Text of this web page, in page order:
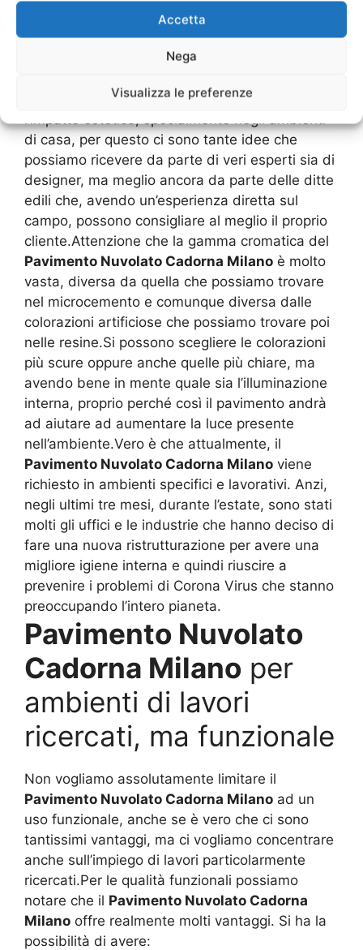
Accetta
Nega
Visualizza le preferenze
è quello che riguarda il bagno,
ovviamente ci deve essere sempre un contrasto
con le pareti. Si ha quindi poi una
e particolare.Alla fine è importante valutare
di casa, per questo ci sono tante idee che
possiamo ricevere da parte di veri esperti sia di
designer, ma meglio ancora da parte delle ditte
edili che, avendo un’esperienza diretta sul
campo, possono consigliare al meglio il proprio
cliente.Attenzione che la gamma cromatica del
Pavimento Nuvolato Cadorna Milano è molto
vasta, diversa da quella che possiamo trovare
nel microcemento e comunque diversa dalle
colorazioni artificiose che possiamo trovare poi
nelle resine.Si possono scegliere le colorazioni
più scure oppure anche quelle più chiare, ma
avendo bene in mente quale sia l’illuminazione
interna, proprio perché così il pavimento andrà
ad aiutare ad aumentare la luce presente
nell’ambiente.Vero è che attualmente, il
Pavimento Nuvolato Cadorna Milano viene
richiesto in ambienti specifici e lavorativi. Anzi,
negli ultimi tre mesi, durante l’estate, sono stati
molti gli uffici e le industrie che hanno deciso di
fare una nuova ristrutturazione per avere una
migliore igiene interna e quindi riuscire a
prevenire i problemi di Corona Virus che stanno
preoccupando l’intero pianeta.
Pavimento Nuvolato
Cadorna Milano per
ambienti di lavori
ricercati, ma funzionale
Non vogliamo assolutamente limitare il
Pavimento Nuvolato Cadorna Milano ad un
uso funzionale, anche se è vero che ci sono
tantissimi vantaggi, ma ci vogliamo concentrare
anche sull’impiego di lavori particolarmente
ricercati.Per le qualità funzionali possiamo
notare che il Pavimento Nuvolato Cadorna
Milano offre realmente molti vantaggi. Si ha la
possibilità di avere: